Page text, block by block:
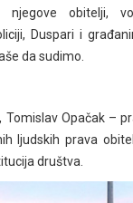
njegove obitelji,
Duspari i
da sudimo.
Opačak –
ljudskih prava
društva.